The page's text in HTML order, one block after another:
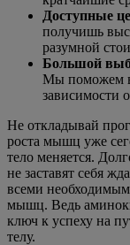
Доступные
получишь
разумной
Большой
Мы поможем
зависимости
Не откладывай
роста мышц уже
тело меняется.
не заставят себя
всеми
мышц. Ведь
ключ к успеху на
телу.